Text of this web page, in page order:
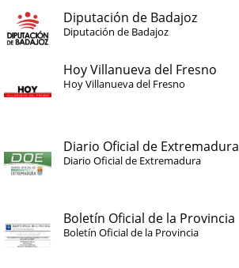
Diputación de Badajoz
Diputación de Badajoz
Hoy Villanueva del Fresno
Hoy Villanueva del Fresno
Diario Oficial de Extremadura
Diario Oficial de Extremadura
Boletín Oficial de la Provincia
Boletín Oficial de la Provincia